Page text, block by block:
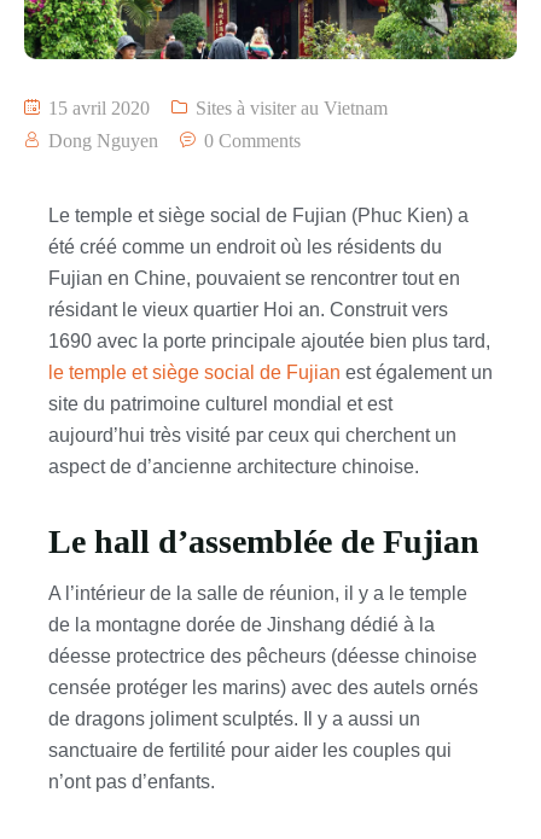
15 avril 2020
Sites à visiter au Vietnam
Dong Nguyen
0 Comments
Le temple et siège social de Fujian (Phuc Kien) a
été créé comme un endroit où les résidents du
Fujian en Chine, pouvaient se rencontrer tout en
résidantle vieux quartier Hoi an. Construit vers
1690 avec la porte principale ajoutée bien plus tard,
le temple et siège social de Fujian est également un
site du patrimoine culturel mondial et est
aujourd’hui très visité par ceux qui cherchent un
aspect de d’ancienne architecture chinoise.
Le hall d’assemblée de Fujian
A l’intérieur de la salle de réunion, il y a le temple
de la montagne dorée de Jinshang dédié à la
déesse protectrice des pêcheurs (déesse chinoise
censée protéger les marins) avec des autels ornés
de dragons joliment sculptés. Il y a aussi un
sanctuaire de fertilité pour aider les couples qui
n’ont pas d’enfants.